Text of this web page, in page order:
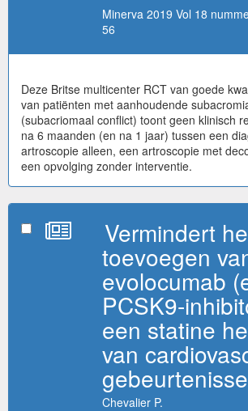
Minerva 2019 Vol 18
56
Deze Britse multicenter RCT van goede
van patiënten met aanhoudende
(subacriomaal conflict) toont geen klinisch
na 6 maanden (en na 1 jaar) tussen een
artroscopie alleen, een artroscopie met
een opvolging zonder interventie.
Vermindert
toevoegen
evolocumab
PCSK9-
een statine
van
Chevalier P.